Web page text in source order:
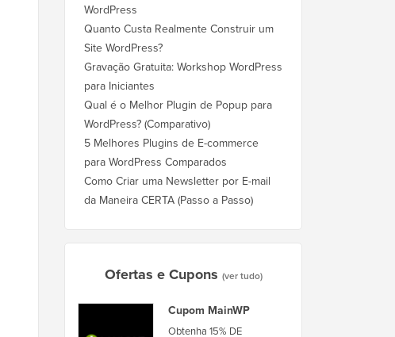
WordPress
Quanto Custa Realmente Construir um
Site WordPress?
Gravação Gratuita: Workshop WordPress
para Iniciantes
Qual é o Melhor Plugin de Popup para
WordPress? (Comparativo)
5 Melhores Plugins de E-commerce
para WordPress Comparados
Como Criar uma Newsletter por E-mail
da Maneira CERTA (Passo a Passo)
Ofertas e Cupons (ver tudo)
Cupom MainWP
Obtenha 15% DE